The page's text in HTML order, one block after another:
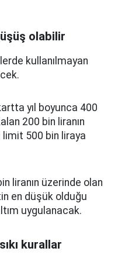
olabilir
kullanılmayan
yıl boyunca 400
200 bin liranın
limit 500 bin liraya
liranın üzerinde olan
en düşük olduğu
uygulanacak.
kurallar